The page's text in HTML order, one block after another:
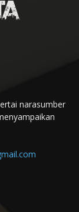
narasumber